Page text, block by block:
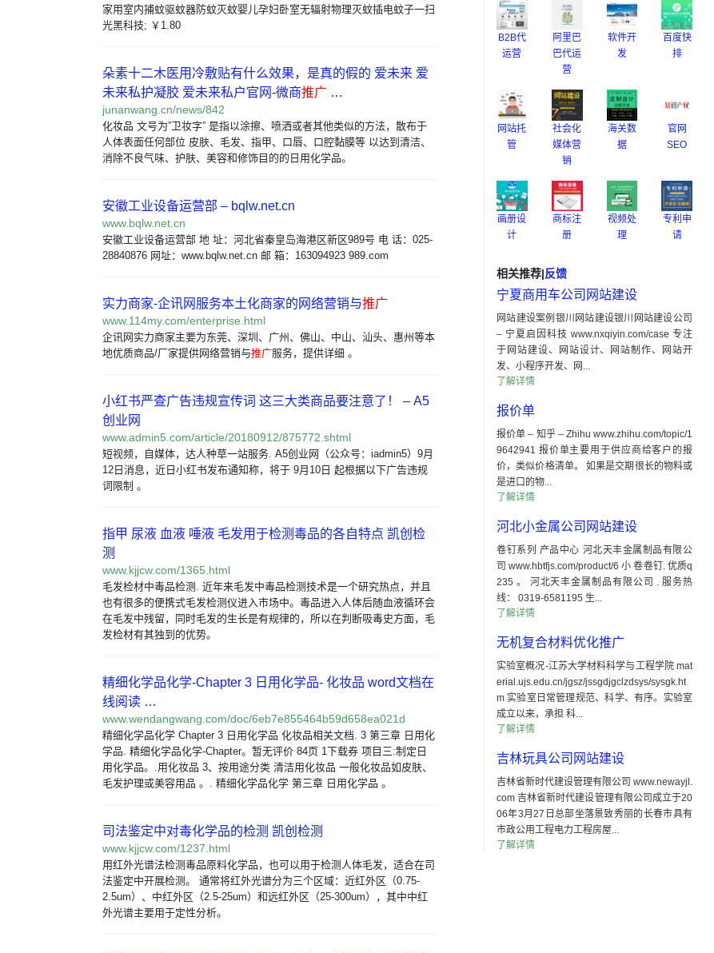
家用室内捕蚊驱蚊器防蚊灭蚊婴儿孕妇卧室无辐射物理灭蚊插电蚊子一扫
光黑科技; ￥1.80
朵素十二木医用冷敷贴有什么效果，是真的假的 爱未来 爱
未来私护凝胶 爱未来私户官网-微商推广 …
junanwang.cn/news/842
化妆品 文号为”卫妆字” 是指以涂擦、喷洒或者其他类似的方法，散布于
人体表面任何部位 皮肤、毛发、指甲、口唇、口腔黏膜等 以达到清洁、
消除不良气味、护肤、美容和修饰目的的日用化学品。
安徽工业设备运营部 – bqlw.net.cn
www.bqlw.net.cn
安徽工业设备运营部 地 址：河北省秦皇岛海港区新区989号 电 话：025-
28840876 网址：www.bqlw.net.cn 邮 箱：163094923 989.com
实力商家-企讯网服务本土化商家的网络营销与推广
www.114my.com/enterprise.html
企讯网实力商家主要为东莞、深圳、广州、佛山、中山、汕头、惠州等本
地优质商品/厂家提供网络营销与推广服务，提供详细 。
小红书严查广告违规宣传词 这三大类商品要注意了！ – A5
创业网
www.admin5.com/article/20180912/875772.shtml
短视频，自媒体，达人种草一站服务. A5创业网（公众号：iadmin5）9月
12日消息，近日小红书发布通知称，将于 9月10日 起根据以下广告违规
词限制 。
指甲 尿液 血液 唾液 毛发用于检测毒品的各自特点 凯创检
测
www.kjjcw.com/1365.html
毛发检材中毒品检测. 近年来毛发中毒品检测技术是一个研究热点，并且
也有很多的便携式毛发检测仪进入市场中。毒品进入人体后随血液循环会
在毛发中残留，同时毛发的生长是有规律的，所以在判断吸毒史方面，毛
发检材有其独到的优势。
精细化学品化学-Chapter 3 日用化学品- 化妆品 word文档在
线阅读 …
www.wendangwang.com/doc/6eb7e855464b59d658ea021d
精细化学品化学 Chapter 3 日用化学品 化妆品相关文档. 3 第三章 日用化
学品. 精细化学品化学-Chapter。暂无评价 84页 1下载券 项目三:制定日
用化学品。.用化妆品 3、按用途分类 清洁用化妆品 一般化妆品如皮肤、
毛发护理或美容用品 。. 精细化学品化学 第三章 日用化学品 。
司法鉴定中对毒化学品的检测 凯创检测
www.kjjcw.com/1237.html
用红外光谱法检测毒品原料化学品，也可以用于检测人体毛发，适合在司
法鉴定中开展检测。 通常将红外光谱分为三个区域：近红外区（0.75-
2.5um）、中红外区（2.5-25um）和远红外区（25-300um），其中中红
外光谱主要用于定性分析。
B2B代
运营
阿里巴
巴代运
营
软件开
发
百度快
排
网站托
管
社会化
媒体营
销
海关数
据
官网
SEO
画册设
计
商标注
册
视频处
理
专利申
请
相关推荐|反馈
宁夏商用车公司网站建设
网站建设案例银川网站建设银川网站建设公司
– 宁夏启因科技 www.nxqiyin.com/case 专注
于网站建设、网站设计、网站制作、网站开
发、小程序开发、网...
了解详情
报价单
报价单 – 知乎 – Zhihu www.zhihu.com/topic/1
9642941 报价单主要用于供应商给客户的报
价，类似价格清单。 如果是交期很长的物料或
是进口的物...
了解详情
河北小金属公司网站建设
卷钉系列 产品中心 河北天丰金属制品有限公
司 www.hbtfjs.com/product/6 小 卷卷钉. 优质q
235 。 河北天丰金属制品有限公司 . 服务热
线： 0319-6581195 生...
了解详情
无机复合材料优化推广
实验室概况-江苏大学材料科学与工程学院 mat
erial.ujs.edu.cn/jgsz/jssgdjgclzdsys/sysgk.ht
m 实验室日常管理规范、科学、有序。实验室
成立以来，承担 科...
了解详情
吉林玩具公司网站建设
吉林省新时代建设管理有限公司 www.newayjl.
com 吉林省新时代建设管理有限公司成立于20
06年3月27日总部坐落景致秀丽的长春市具有
市政公用工程电力工程房屋...
了解详情